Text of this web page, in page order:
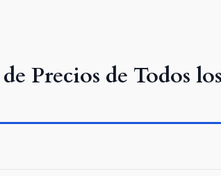
Precios de Todos